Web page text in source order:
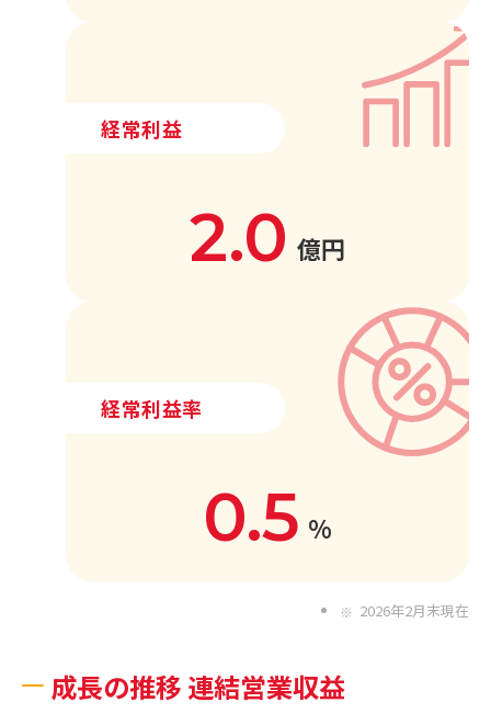
経常利益
2.0 億円
経常利益率
0.5 %
2026年2月末現在
成長の推移 連結営業収益